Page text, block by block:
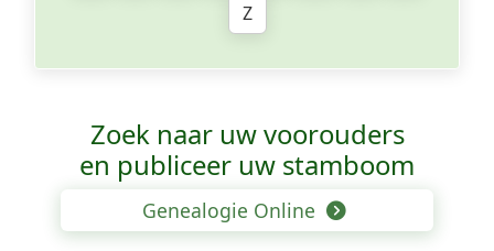
Z
Zoek naar uw voorouders
en publiceer uw stamboom
Genealogie Online